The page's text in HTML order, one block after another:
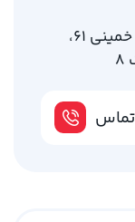
مشهد، میدان امام خمینی، امام خمینی 61،